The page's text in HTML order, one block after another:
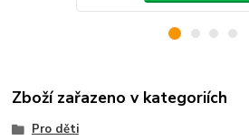
Zboží zařazeno v kategoriích
Pro děti